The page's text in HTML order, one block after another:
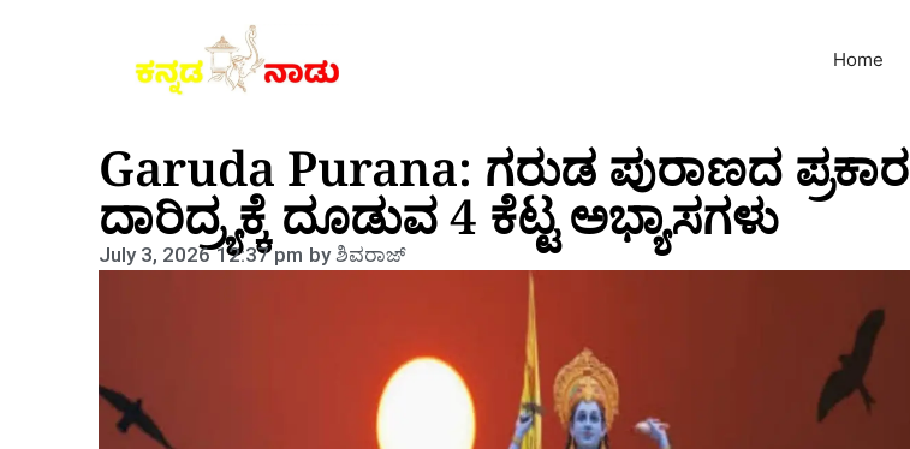
Home
Garuda Purana: ಗರುಡ ಪುರಾಣದ ಪ್ರಕಾರ
ದಾರಿದ್ರ್ಯಕ್ಕೆ ದೂಡುವ 4 ಕೆಟ್ಟ ಅಭ್ಯಾಸಗಳು
July 3, 2026 12:37 pm byಶಿವರಾಜ್